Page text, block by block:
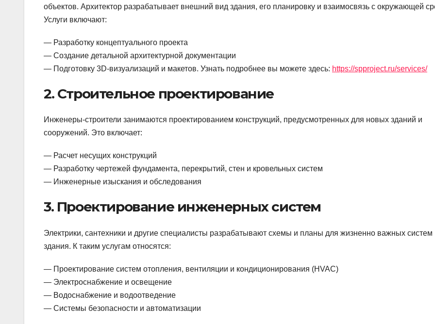
объектов. Архитектор разрабатывает внешний вид здания, его планировку и взаимосвязь с окружающей
Услуги включают:
— Разработку концептуального проекта
— Создание детальной архитектурной документации
— Подготовку 3D-визуализаций и макетов. Узнать подробнее вы можете здесь: https://spproject.ru/services/
2. Строительное проектирование
Инженеры-строители занимаются проектированием конструкций, предусмотренных для новых зданий и
сооружений. Это включает:
— Расчет несущих конструкций
— Разработку чертежей фундамента, перекрытий, стен и кровельных систем
— Инженерные изыскания и обследования
3. Проектирование инженерных систем
Электрики, сантехники и другие специалисты разрабатывают схемы и планы для жизненно важных систем
здания. К таким услугам относятся:
— Проектирование систем отопления, вентиляции и кондиционирования (HVAC)
— Электроснабжение и освещение
— Водоснабжение и водоотведение
— Системы безопасности и автоматизации